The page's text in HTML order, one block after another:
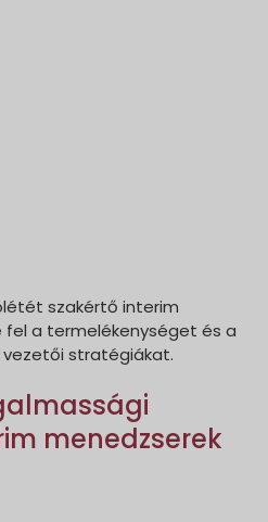
szakértő interim
fel a termelékenységet és a
stratégiákat.
menedzserek